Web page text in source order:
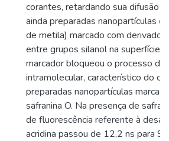
corantes, retardando sua difusão
ainda preparadas nanopartículas
de metila) marcado com derivado
entre grupos silanol na superfície
marcador bloqueou o processo de
intramolecular, característico do
preparadas nanopartículas
safranina O. Na presença de
de fluorescência referente à
acridina passou de 12,2 ns para